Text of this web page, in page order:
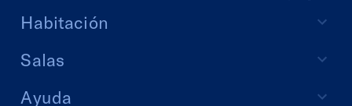
Habitación
Salas
Ayuda